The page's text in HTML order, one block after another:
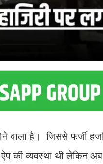
वाला है। जिससे फर्जी
की व्यवस्था ​थी लेकिन अब